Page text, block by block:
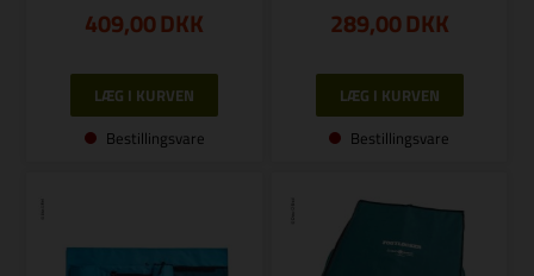
409,00DKK
Bestillingsvare
289,00DKK
Bestillingsvare